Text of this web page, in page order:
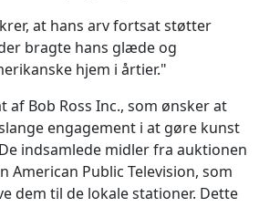
at hans arv fortsat støtter
bragte hans glæde og
hjem i årtier."
Bob Ross Inc., som ønsker at
engagement i at gøre kunst
indsamlede midler fra auktionen
American Public Television, som
dem til de lokale stationer. Dette